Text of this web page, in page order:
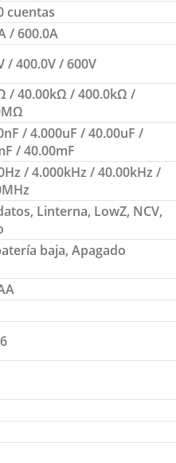
cuentas
/ 600.0A
/ 400.0V / 600V
/ 40.00kΩ / 400.0kΩ /
/ 4.000uF / 40.00uF /
/ 40.00mF
/ 4.000kHz / 40.00kHz /
Linterna, LowZ, NCV,
baja, Apagado